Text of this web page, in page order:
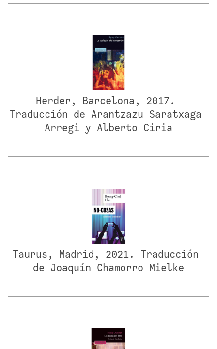
Herder, Barcelona, 2017.
Traducción de Arantzazu Saratxaga
Arregi y Alberto Ciria
Taurus, Madrid, 2021. Traducción
de Joaquín Chamorro Mielke